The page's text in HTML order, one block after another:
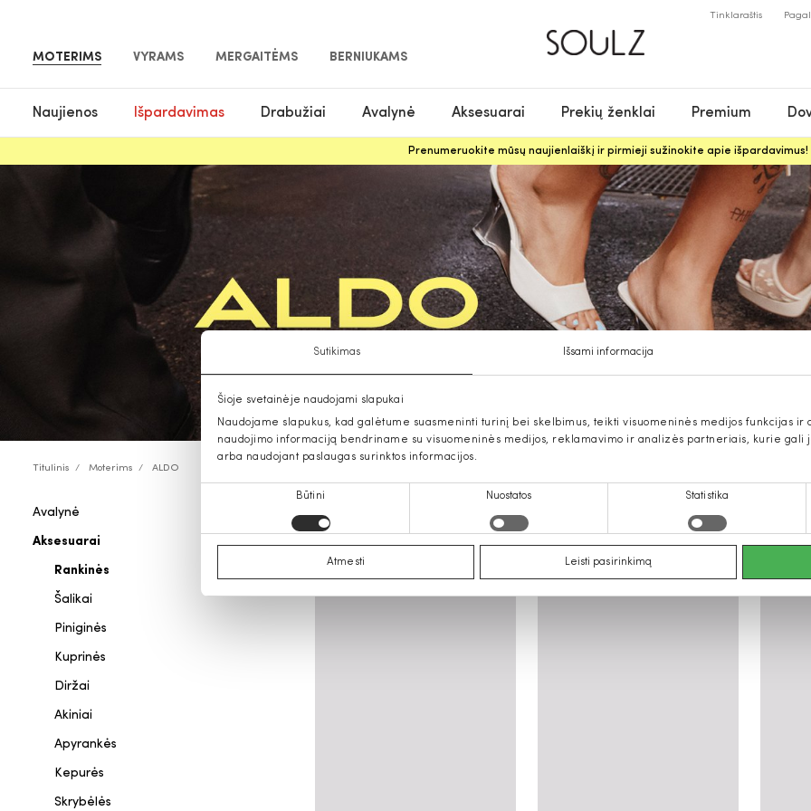
Sutikimas Išsami informacija
Šioje svetainėje naudojami slapukai
Naudojame slapukus, kad galėtume suasmeninti turinį bei skelbimus, teikti visuomeninės medijos funkcijas ir
naudojimo informaciją bendriname su visuomeninės medijos, reklamavimo ir analizės partneriais, kurie gali
arba naudojant paslaugas surinktos informacijos.
Būtini Nuostatos Statistika
Atmesti Leisti pasirinkimą
MOTERIMS VYRAMS MERGAITĖMS BERNIUKAMS
Tinklaraštis
Naujienos Išpardavimas Drabužiai Avalynė Aksesuarai Prekių ženklai Premium
Prenumeruokite mūsų naujienlaiškį ir pirmieji sužinokite apie išpardavimus!
Titulinis Moterims ALDO
Avalynė
Aksesuarai
Rankinės
Šalikai
Piniginės
Kuprinės
Diržai
Akiniai
Apyrankės
Kepurės
Skrybėlės
ALDO moteriškos rankinės